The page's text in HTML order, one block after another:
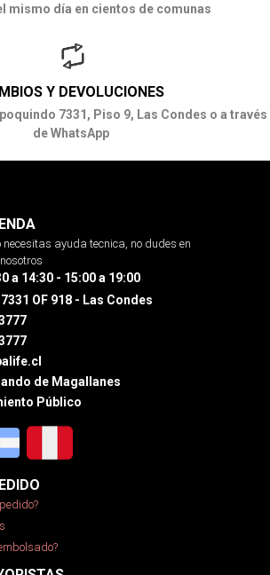
mismo día en cientos de comunas
Y DEVOLUCIONES
7331, Piso 9, Las Condes o a través
de WhatsApp
ayuda tecnica, no dudes en
a 14:30 - 15:00 a 19:00
OF 918 - Las Condes
de Magallanes
Público